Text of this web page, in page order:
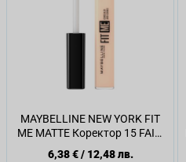
MAYBELLINE NEW YORK FIT
ME MATTE Коректор 15 FAIR,
6.8 мл.
6,38 €/ 12,48 лв.